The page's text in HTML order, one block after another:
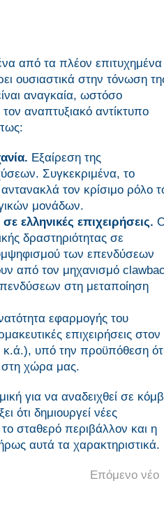
από τα πλέον επιτυχημένα
ουσιαστικά στην τόνωση
αναγκαία, ωστόσο
αναπτυξιακό αντίκτυπο
Εξαίρεση της
Συγκεκριμένα, το
τον κρίσιμο ρόλο
μονάδων.
ελληνικές επιχειρήσεις.
δραστηριότητας σε
των επενδύσεων
από τον μηχανισμό
στη μεταποίηση
εφαρμογής του
επιχειρήσεις στον
κ.ά.), υπό την προϋπόθεση
στη χώρα μας.
για να αναδειχθεί σε
ότι δημιουργεί νέες
σταθερό περιβάλλον και η
αυτά τα χαρακτηριστικά.
Επόμενο νέο